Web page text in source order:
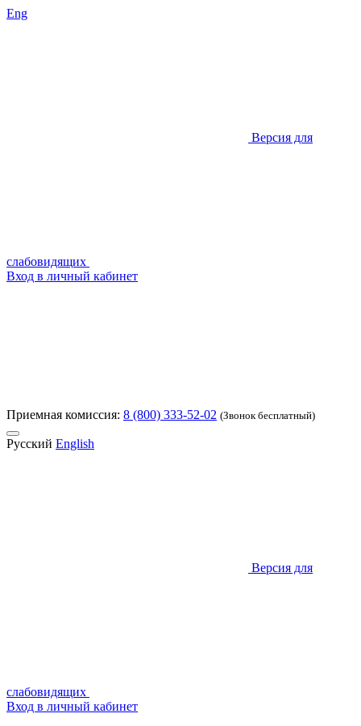
Eng
Версия для
слабовидящих
Вход в личный кабинет
Приемная комиссия: 8 (800) 333-52-02 (Звонок бесплатный)
Русский English
Версия для
слабовидящих
Вход в личный кабинет